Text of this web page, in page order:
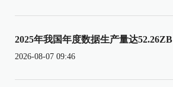
2025年我国年度数据生产量达52.26ZB
2026-08-07 09:46